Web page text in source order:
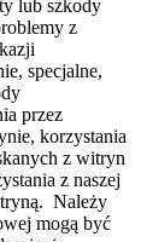
lub szkody
z
specjalne,
przez
korzystania
z witryn
z naszej
Należy
mogą być